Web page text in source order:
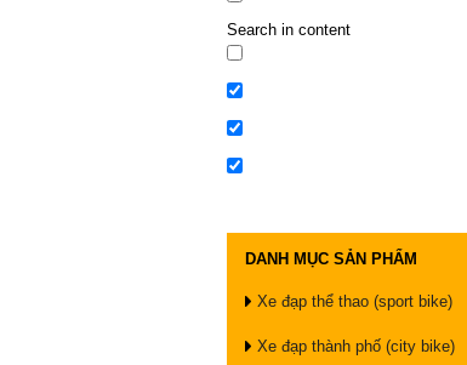
Search in content
DANH MỤC SẢN PHẨM
Xe đạp thể thao (sport bike)
Xe đạp thành phố (city bike)